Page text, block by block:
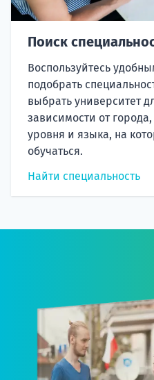
Поиск
Воспользуйтесь
подобрать
выбрать университет
зависимости от
уровня и языка, на
обучаться.
Найти специальность